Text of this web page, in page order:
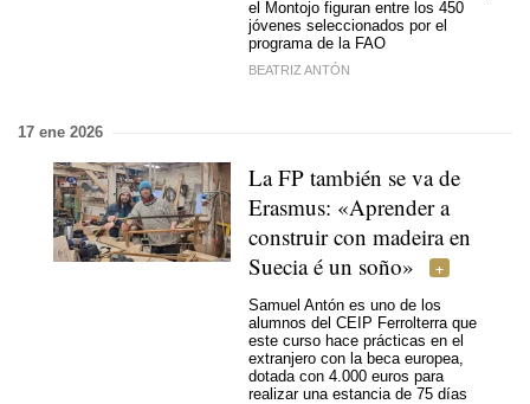
el Montojo figuran entre los 450
jóvenes seleccionados por el
programa de la FAO
BEATRIZ ANTÓN
17 ene 2026
La FP también se va de
Erasmus: «Aprender a
construir con madeira en
Suecia é un soño»
Samuel Antón es uno de los
alumnos del CEIP Ferrolterra que
este curso hace prácticas en el
extranjero con la beca europea,
dotada con 4.000 euros para
realizar una estancia de 75 días